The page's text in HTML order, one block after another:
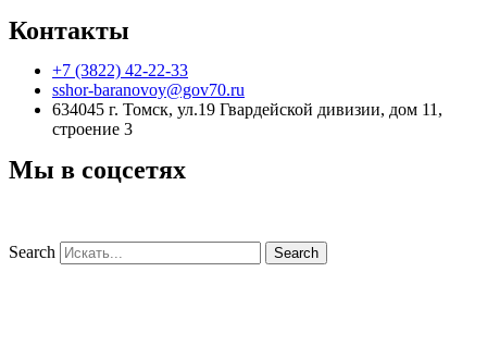
Контакты
+7 (3822) 42-22-33
sshor-baranovoy@gov70.ru
634045 г. Томск, ул.19 Гвардейской дивизии, дом 11,
строение 3
Мы в соцсетях
Search Search